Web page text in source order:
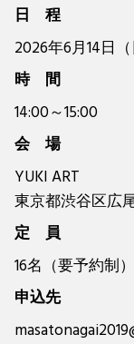
日 程
2026年6月14日（
時 間
14:00～15:00
会 場
YUKI ART
東京都渋谷区広
定 員
16名（要予約制）
申込先